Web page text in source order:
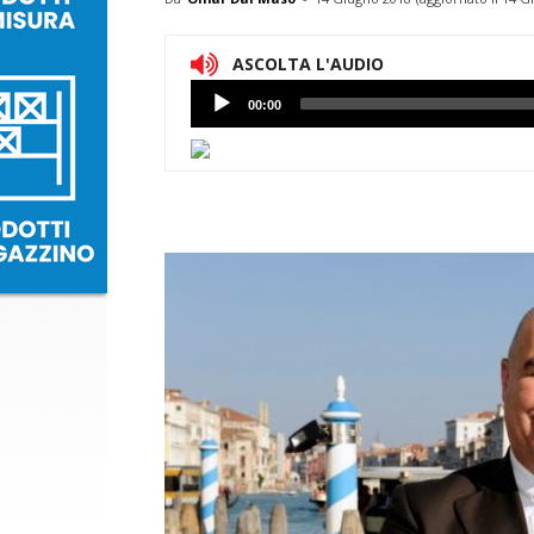
ASCOLTA L'AUDIO
Lettore
Audio
00:00